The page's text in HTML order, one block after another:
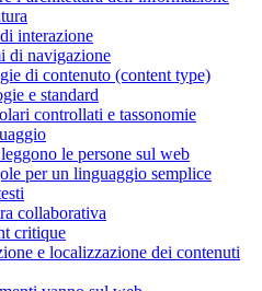
interazione
di navigazione
di contenuto (content type)
e standard
controllati e tassonomie
le persone sul web
per un linguaggio semplice
collaborativa
critique
e localizzazione dei contenuti